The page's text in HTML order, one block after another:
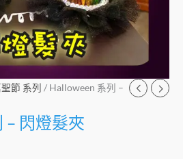
節 系列 / Halloween 系列 –
– 閃燈髮夾